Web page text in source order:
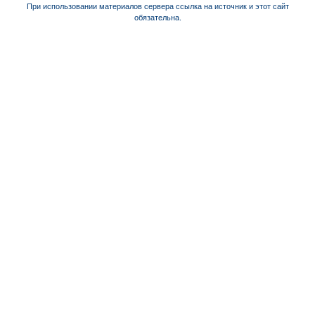
При использовании материалов сервера ссылка на источник и этот сайт
обязательна.